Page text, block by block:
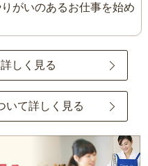
がいのあるお仕事を始め
しく見る
いて詳しく見る